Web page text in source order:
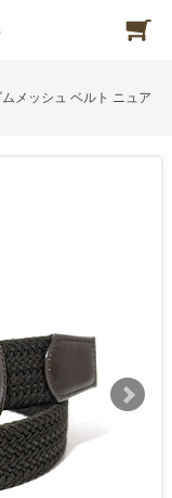
メッシュ ベルト ニュア